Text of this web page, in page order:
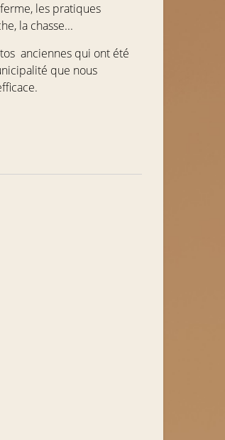
les pratiques
la chasse...
anciennes qui ont été
que nous